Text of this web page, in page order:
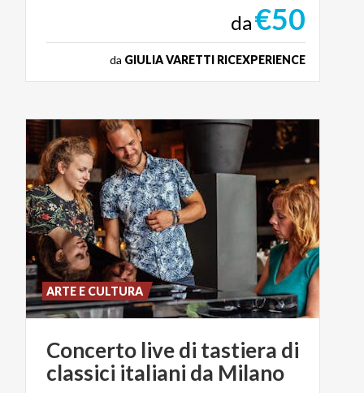
da€50
da GIULIA VARETTI RICEXPERIENCE
Concerto livedi tastiera di
classici italiani da Milano
ARTE E CULTURA